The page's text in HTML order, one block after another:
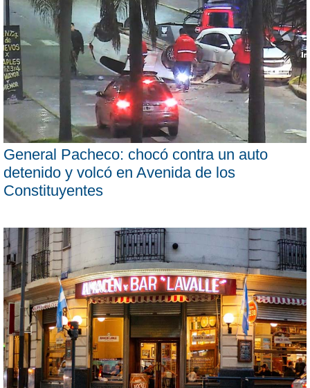
General Pacheco: chocó contra un auto
detenido y volcó en Avenida de los
Constituyentes